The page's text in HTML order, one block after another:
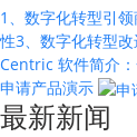
1、数字化转型引
性3、数字化转型
Centric 软件简介
申请产品演示
最新新闻